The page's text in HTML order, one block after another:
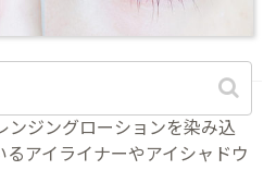
ンジングローションを染み込
るアイライナーやアイシャドウ